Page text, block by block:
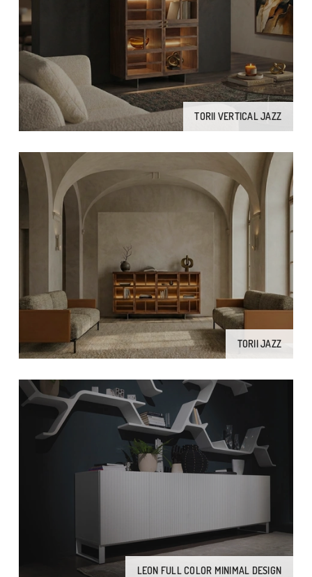
TORII VERTICAL JAZZ
TORII JAZZ
LEON FULL COLOR MINIMAL DESIGN